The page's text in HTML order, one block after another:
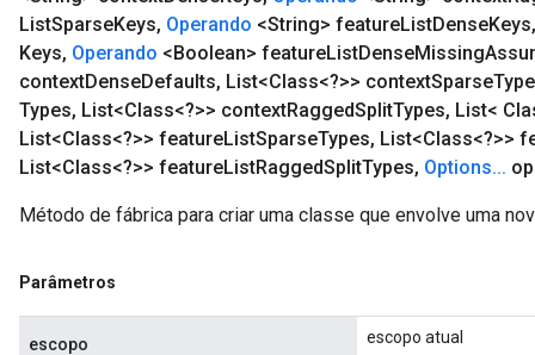
ListSparseKeys, Operando <String> featureListDenseKeys,
Keys, Operando <Boolean> featureListDenseMissing
contextDenseDefaults, List<Class<?>> contextSparse
Types, List<Class<?>> contextRaggedSplitTypes, List<
List<Class<?>> featureListSparseTypes, List<Class<?>>
List<Class<?>> featureListRaggedSplitTypes, Options...
Método de fábrica para criar uma classe que envolve uma
Parâmetros
escopo escopo atual